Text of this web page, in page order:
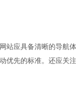
站应具备清晰的导航
优先的标准。还应关